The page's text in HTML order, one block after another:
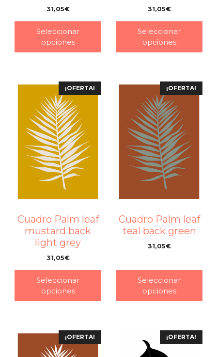
31,05€
Seleccionar
opciones
31,05€
Seleccionar
opciones
¡OFERTA!
Cuadro Palm leaf
mustard back
light grey
31,05€
Seleccionar
opciones
¡OFERTA!
Cuadro Palm leaf
teal back green
31,05€
Seleccionar
opciones
¡OFERTA! ¡OFERTA!